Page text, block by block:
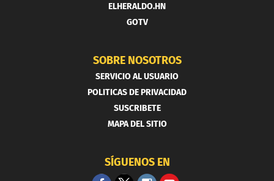
ELHERALDO.HN
GOTV
SOBRE NOSOTROS
SERVICIO AL USUARIO
POLITICAS DE PRIVACIDAD
SUSCRIBETE
MAPA DEL SITIO
SÍGUENOS EN